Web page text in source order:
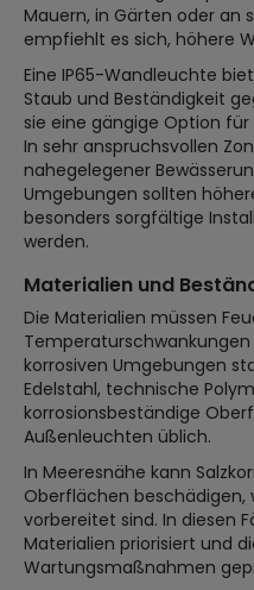
Mauern, in Gärten oder an
empfiehlt es sich, höhere
Eine IP65-Wandleuchte
Staub und Beständigkeit
sie eine gängige Option
In sehr anspruchsvollen
nahegelegener
Umgebungen sollten
besonders sorgfältige
werden.
Materialien und
Die Materialien müssen
korrosiven Umgebungen
Edelstahl, technische
korrosionsbeständige
Außenleuchten üblich.
In Meeresnähe kann
Oberflächen
vorbereitet sind. In diesen
Materialien priorisiert und
Wartungsmaßnahmen